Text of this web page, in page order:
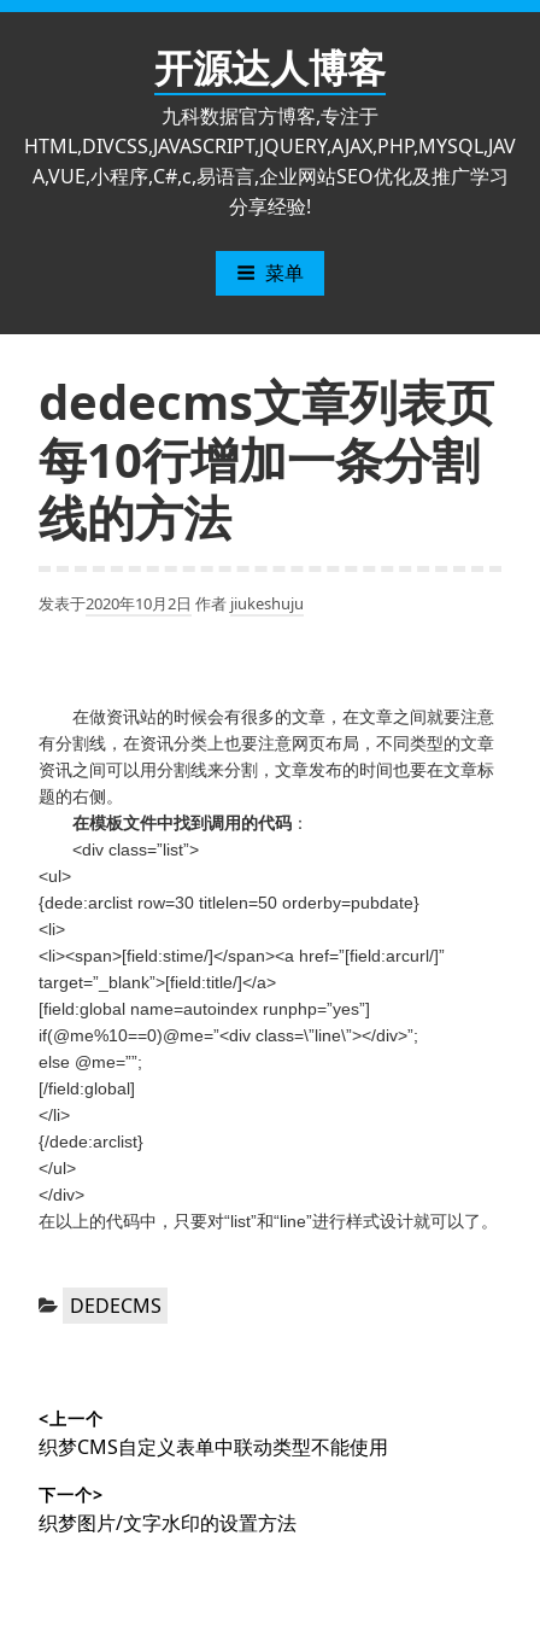
跳
开源达人博客
九科数据官方博客,专注于
HTML,DIVCSS,JAVASCRIPT,JQUERY,AJAX,PHP,MYSQL,JAV
A,VUE,小程序,C#,c,易语言,企业网站SEO优化及推广学习
分享经验!
菜单
dedecms文章列表页
每10行增加一条分割
线的方法
发表于2020年10月2日 作者 jiukeshuju
在做资讯站的时候会有很多的文章，在文章之间就要注意
有分割线，在资讯分类上也要注意网页布局，不同类型的文章
资讯之间可以用分割线来分割，文章发布的时间也要在文章标
题的右侧。
在模板文件中找到调用的代码 ：
<div class=”list”>
<ul>
{dede:arclist row=30 titlelen=50 orderby=pubdate}
<li>
<li><span>[field:stime/]</span><a href=”[field:arcurl/]”
target=”_blank”>[field:title/]</a>
[field:global name=autoindex runphp=”yes”]
if(@me%10==0)@me=”<div class=\”line\”></div>”;
else @me=””;
[/field:global]
</li>
{/dede:arclist}
</ul>
</div>
在以上的代码中，只要对“list”和“line”进行样式设计就可以了。
分
DEDECMS
章
导
航
<上一个
上
文
章：
织梦CMS自定义表单中联动类型不能使用
下一个>
下
织梦图片/文字水印的设置方法